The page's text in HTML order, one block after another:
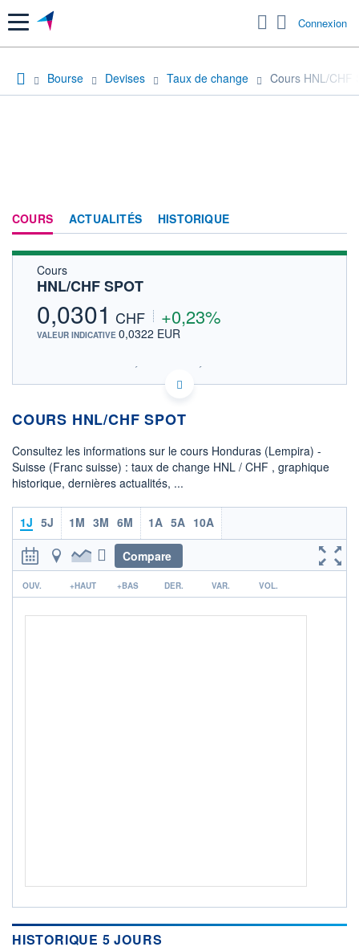
Menu Connexion
Bourse Devises Taux de change Cours HNL/CHF
COURS ACTUALITÉS HISTORIQUE
Cours
HNL/CHF SPOT
0,0301 CHF +0,23%
VALEUR INDICATIVE 0,0322 EUR
SIX - FOREX 2 DONNÉES TEMPS RÉEL
Politique d'exécution
0,0300
0,0301
OUVERTURE
0,0301
CLÔTURE VEILLE
0,0302 0,0300
COTATION SPÉCIFIQUE
COURS HNL/CHF SPOT
Consultez les informations sur le cours Honduras (Lempira) -
Suisse (Franc suisse) : taux de change HNL / CHF , graphique
historique, dernières actualités, ...
1J 5J 1M 3M 6M 1A 5A 10A
Compare
r
OUV. +HAUT +BAS DER. VAR. VOL.
HISTORIQUE 5 JOURS